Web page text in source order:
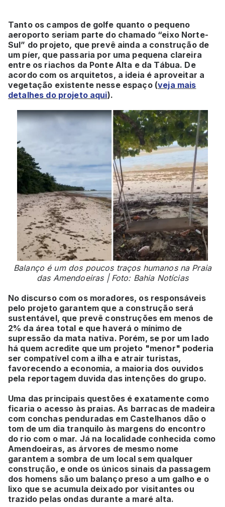
Tanto os campos de golfe quanto o pequeno
aeroporto seriam parte do chamado “eixo Norte-
Sul” do projeto, que prevê ainda a construção de
um píer, que passaria por uma pequena clareira
entre os riachos da Ponte Alta e da Tábua. De
acordo com os arquitetos, a ideia é aproveitar a
vegetação existente nesse espaço (veja mais
detalhes do projeto aqui).
Balanço é um dos poucos traços humanos na Praia
das Amendoeiras | Foto: Bahia Notícias
No discurso com os moradores, os responsáveis
pelo projeto garantem que a construção será
sustentável, que prevê construções em menos de
2% da área total e que haverá o mínimo de
supressão da mata nativa. Porém, se por um lado
há quem acredite que um projeto "menor" poderia
ser compatível com a ilha e atrair turistas,
favorecendo a economia, a maioria dos ouvidos
pela reportagem duvida das intenções do grupo.
Uma das principais questões é exatamente como
ficaria o acesso às praias. As barracas de madeira
com conchas penduradas em Castelhanos dão o
tom de um dia tranquilo às margens do encontro
do rio com o mar. Já na localidade conhecida como
Amendoeiras, as árvores de mesmo nome
garantem a sombra de um local sem qualquer
construção, e onde os únicos sinais da passagem
dos homens são um balanço preso a um galho e o
lixo que se acumula deixado por visitantes ou
trazido pelas ondas durante a maré alta.